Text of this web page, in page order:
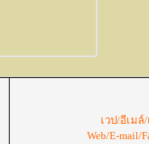
เวป/อีเมล์
Web/E-mail/